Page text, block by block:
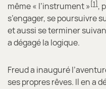
même « l’instrument » [1],
s’engager, se poursuivre
et aussi se terminer
a dégagé la logique.
Freud a inauguré
ses propres rêves. Il en a